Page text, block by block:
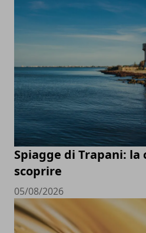
Spiagge di Trapani: la
scoprire
05/08/2026